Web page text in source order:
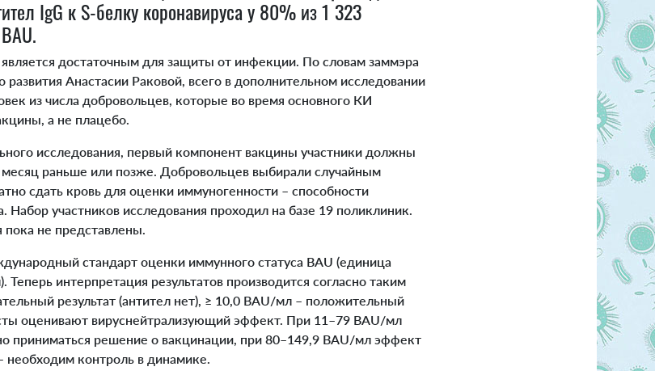
IgG к S-белку коронавируса у 80% из 1 323
достаточным для защиты от инфекции. По словам заммэра
Анастасии Раковой, всего в дополнительном исследовании
из числа добровольцев, которые во время основного КИ
а не плацебо.
исследования, первый компонент вакцины участники должны
месяц раньше или позже. Добровольцев выбирали случайным
сдать кровь для оценки иммуногенности – способности
Набор участников исследования проходил на базе 19 поликлиник.
не представлены.
стандарт оценки иммунного статуса BAU (единица
интерпретация результатов производится согласно таким
результат (антител нет), ≥ 10,0 BAU/мл – положительный
оценивают вируснейтрализующий эффект. При 11–79 BAU/мл
приниматься решение о вакцинации, при 80–149,9 BAU/мл эффект
необходим контроль в динамике.